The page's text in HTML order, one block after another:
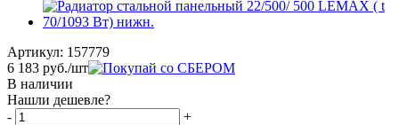
Артикул: 157779
6 183 руб./шт
В наличии
Нашли дешевле?
-
+